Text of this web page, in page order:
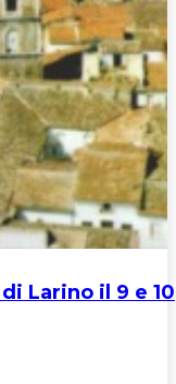
Larino il 9 e 10